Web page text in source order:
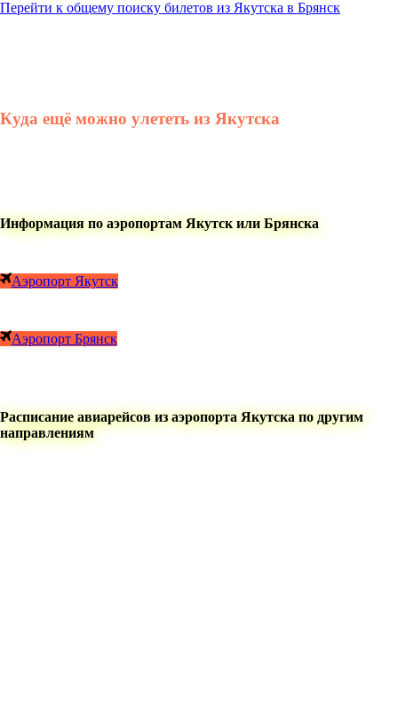
Перейти к общему поиску билетов из Якутска в Брянск
Куда ещё можно улететь из Якутска
Информация по аэропортам Якутск или Брянска
Аэропорт Якутск
Аэропорт Брянск
Расписание авиарейсов из аэропорта Якутска по другим
направлениям